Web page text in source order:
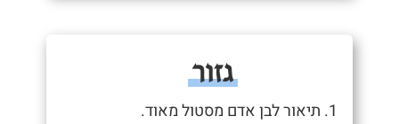
גזור
1. תיאור לבן אדם מסטול מאוד.